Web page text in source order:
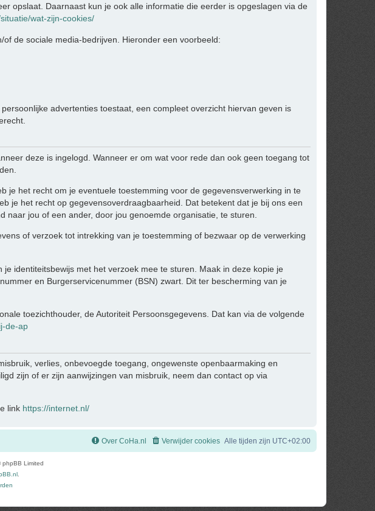
opslaat. Daarnaast kun je ook alle informatie die eerder is opgeslagen via de
wat-zijn-cookies/
de sociale media-bedrijven. Hieronder een voorbeeld:
advertenties toestaat, een compleet overzicht hiervan geven is
deze is ingelogd. Wanneer er om wat voor rede dan ook geen toegang tot
je het recht om je eventuele toestemming voor de gegevensverwerking in te
je het recht op gegevensoverdraagbaarheid. Dat betekent dat je bij ons een
jou of een ander, door jou genoemde organisatie, te sturen.
of verzoek tot intrekking van je toestemming of bezwaar op de verwerking
identiteitsbewijs met het verzoek mee te sturen. Maak in deze kopie je
en Burgerservicenummer (BSN) zwart. Dit ter bescherming van je
toezichthouder, de Autoriteit Persoonsgegevens. Dat kan via de volgende
de-ap
verlies, onbevoegde toegang, ongewenste openbaarmaking en
zijn of er zijn aanwijzingen van misbruik, neem dan contact op via
link https://internet.nl/
Alle tijden zijn UTC+02:00
Verwijder cookies
Over CoHa.nl
Limited